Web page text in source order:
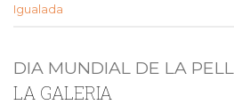
Igualada
DIA MUNDIAL DE LA PELL
LA GALERIA